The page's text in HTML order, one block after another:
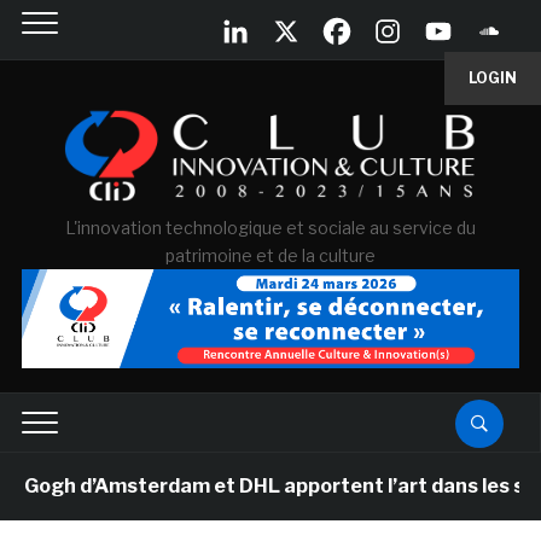
LOGIN
L'innovation technologique et sociale au service du
patrimoine et de la culture
d’Amsterdam et DHL apportent l’art dans les